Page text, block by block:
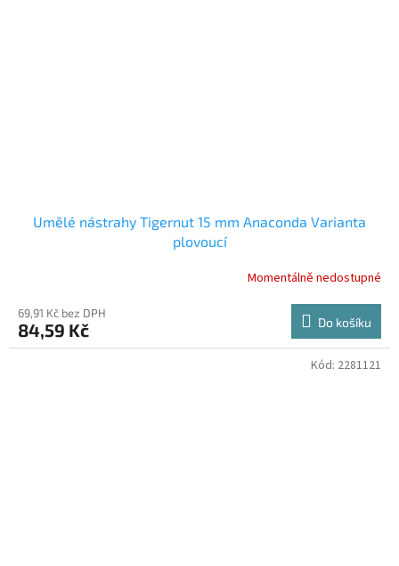
Umělé nástrahy Tigernut 15 mm Anaconda Varianta
plovoucí
Momentálně nedostupné
69,91 Kč bez DPH
84,59 Kč Do košíku
Kód: 2281121